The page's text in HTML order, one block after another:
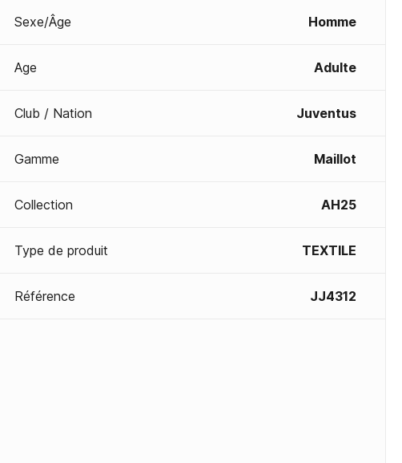
Sexe/Âge Homme
Age Adulte
Club / Nation Juventus
Gamme Maillot
Collection AH25
Type de produit TEXTILE
Référence JJ4312